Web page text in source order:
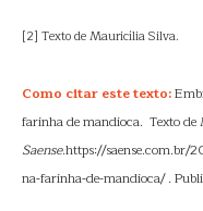
[2] Texto de Mauricília Silva.
Como citar este texto:
farinha de mandioca. Texto
Saense.https://saense.com.br/
na-farinha-de-mandioca/ .